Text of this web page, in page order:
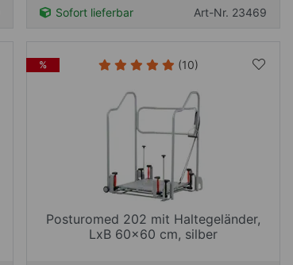
Sofort lieferbar Art-Nr. 23469
% (10)
Posturomed 202 mit Haltegeländer,
LxB 60x60 cm, silber